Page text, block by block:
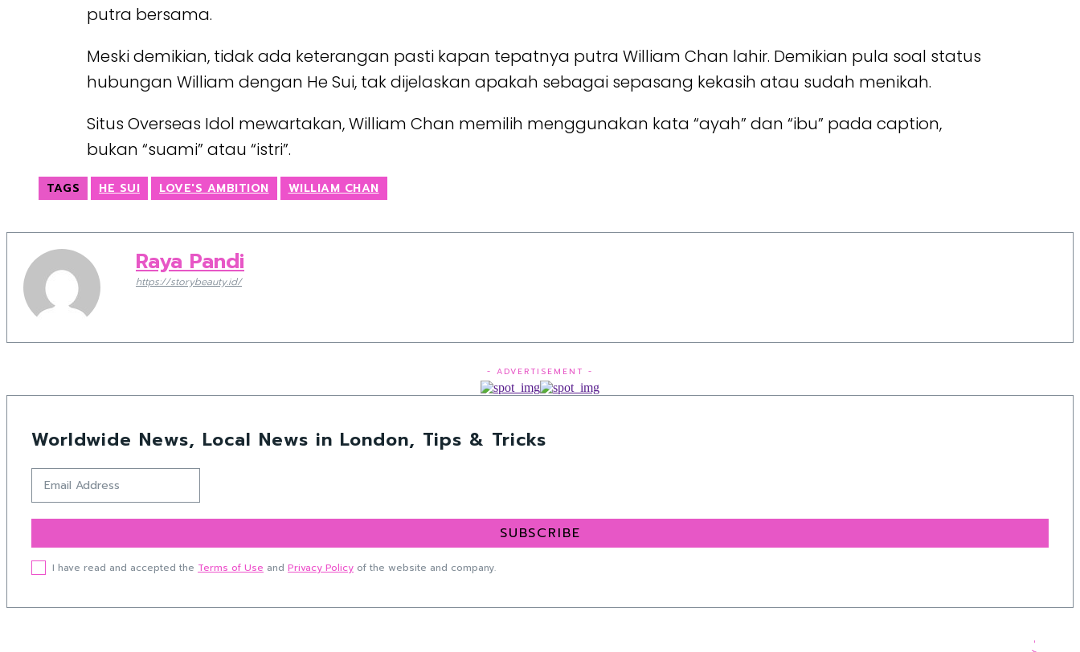
putra bersama.
Meski demikian, tidak ada keterangan pasti kapan tepatnya putra William Chan lahir. Demikian pula soal status
hubungan William dengan He Sui, tak dijelaskan apakah sebagai sepasang kekasih atau sudah menikah.
Situs Overseas Idol mewartakan, William Chan memilih menggunakan kata “ayah” dan “ibu” pada caption,
bukan “suami” atau “istri”.
TAGS HE SUI LOVE'S AMBITION WILLIAM CHAN
Raya Pandi
https://storybeauty.id/
- ADVERTISEMENT -
Worldwide News, Local News in London, Tips & Tricks
SUBSCRIBE
I have read and accepted the Terms of Use and Privacy Policy of the website and company.